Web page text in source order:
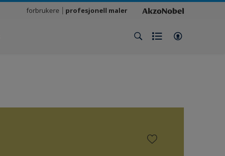
forbrukere profesjonell maler